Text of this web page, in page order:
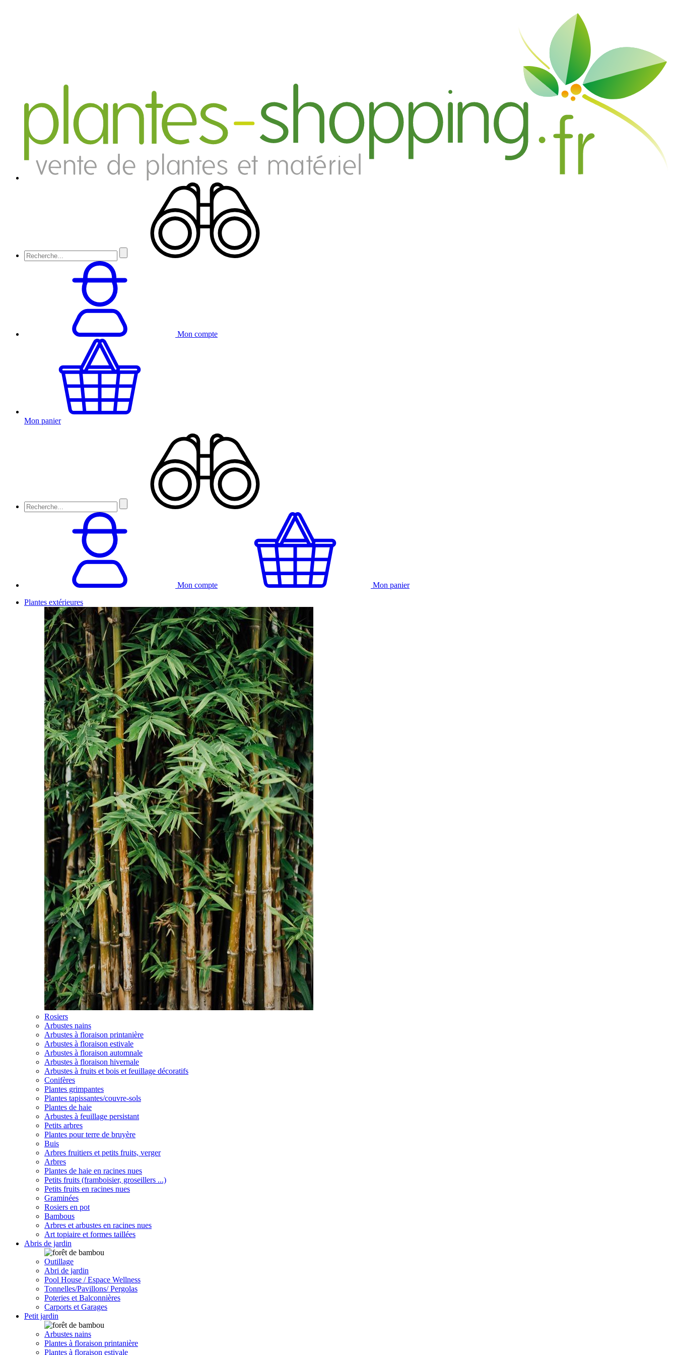
Mon compte
Mon panier
Mon compte
Mon panier
Plantes extérieures
Rosiers
Arbustes nains
Arbustes à floraison printanière
Arbustes à floraison estivale
Arbustes à floraison automnale
Arbustes à floraison hivernale
Arbustes à fruits et bois et feuillage décoratifs
Conifères
Plantes grimpantes
Plantes tapissantes/couvre-sols
Plantes de haie
Arbustes à feuillage persistant
Petits arbres
Plantes pour terre de bruyère
Buis
Arbres fruitiers et petits fruits, verger
Arbres
Plantes de haie en racines nues
Petits fruits (framboisier, groseillers ...)
Petits fruits en racines nues
Graminées
Rosiers en pot
Bambous
Arbres et arbustes en racines nues
Art topiaire et formes taillées
Abris de jardin
Outillage
Abri de jardin
Pool House / Espace Wellness
Tonnelles/Pavillons/ Pergolas
Poteries et Balconnières
Carports et Garages
Petit jardin
Arbustes nains
Plantes à floraison printanière
Plantes à floraison estivale